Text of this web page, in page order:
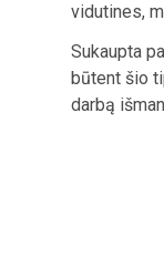
vidutines,
Sukaupta
būtent šio
darbą